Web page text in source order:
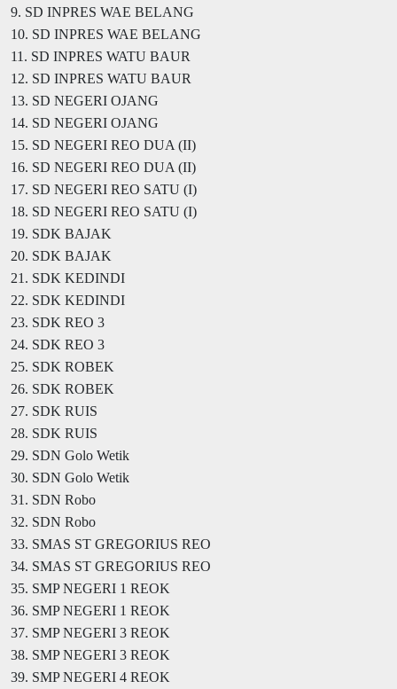
9. SD INPRES WAE BELANG
10. SD INPRES WAE BELANG
11. SD INPRES WATU BAUR
12. SD INPRES WATU BAUR
13. SD NEGERI OJANG
14. SD NEGERI OJANG
15. SD NEGERI REO DUA (II)
16. SD NEGERI REO DUA (II)
17. SD NEGERI REO SATU (I)
18. SD NEGERI REO SATU (I)
19. SDK BAJAK
20. SDK BAJAK
21. SDK KEDINDI
22. SDK KEDINDI
23. SDK REO 3
24. SDK REO 3
25. SDK ROBEK
26. SDK ROBEK
27. SDK RUIS
28. SDK RUIS
29. SDN Golo Wetik
30. SDN Golo Wetik
31. SDN Robo
32. SDN Robo
33. SMAS ST GREGORIUS REO
34. SMAS ST GREGORIUS REO
35. SMP NEGERI 1 REOK
36. SMP NEGERI 1 REOK
37. SMP NEGERI 3 REOK
38. SMP NEGERI 3 REOK
39. SMP NEGERI 4 REOK